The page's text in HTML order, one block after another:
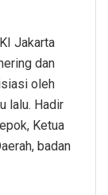
Jakarta
dan
oleh
lalu. Hadir
Ketua
badan